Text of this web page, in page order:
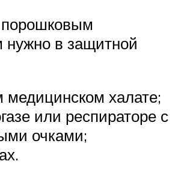
порошковым
нужно в защитной
медицинском халате;
или респираторе с
очками;